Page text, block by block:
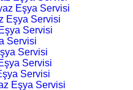
Eşya Servisi
Eşya Servisi
Servisi
Servisi
Servisi
Servisi
Servisi
Eşya Servisi